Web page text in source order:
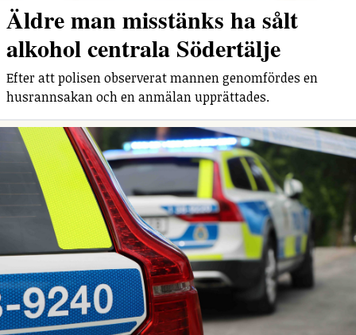
Äldre man misstänks ha sålt
alkohol centrala Södertälje
Efter att polisen observerat mannen genomfördes en
husrannsakan och en anmälan upprättades.